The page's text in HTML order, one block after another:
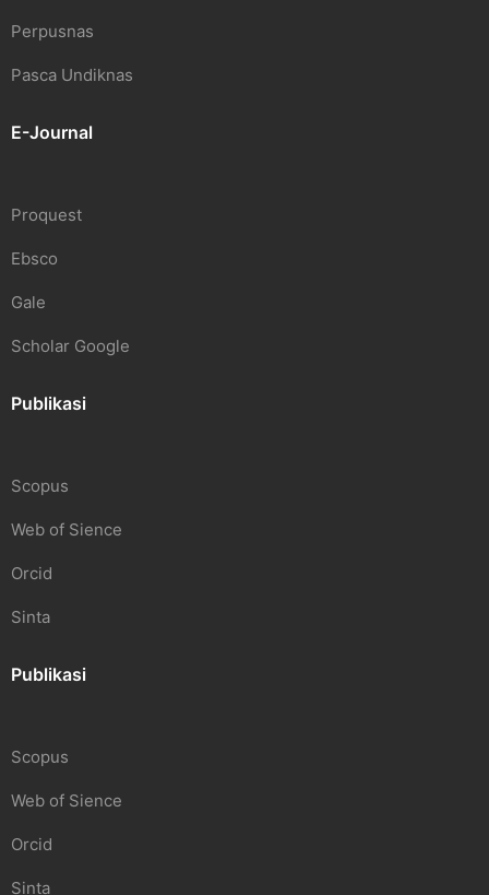
Perpusnas
Pasca Undiknas
E-Journal
Proquest
Ebsco
Gale
Scholar Google
Publikasi
Scopus
Web of Sience
Orcid
Sinta
Publikasi
Scopus
Web of Sience
Orcid
Sinta